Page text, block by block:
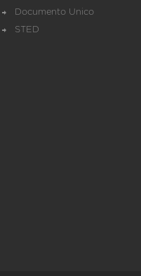
Documento Unico
STED